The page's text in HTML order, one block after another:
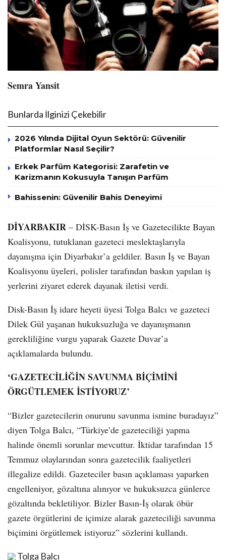
Semra Yansit
Bunlarda İlginizi Çekebilir
2026 Yılında Dijital Oyun Sektörü: Güvenilir
Platformlar Nasıl Seçilir?
Erkek Parfüm Kategorisi: Zarafetin ve
Karizmanın Kokusuyla Tanışın Parfüm
Bahissenin: Güvenilir Bahis Deneyimi
DİYARBAKIR – DİSK-Basın İş ve Gazetecilikte Bayan
Koalisyonu, tutuklanan gazeteci meslektaşlarıyla
dayanışma için Diyarbakır’a geldiler. Basın İş ve Bayan
Koalisyonu üyeleri, polisler tarafından baskın yapılan iş
yerlerini ziyaret ederek dayanak iletisi verdi.
Disk-Basın İş idare heyeti üyesi Tolga Balcı ve gazeteci
Dilek Gül yaşanan hukuksuzluğa ve dayanışmanın
gerekliliğine vurgu yaparak Gazete Duvar’a
açıklamalarda bulundu.
‘GAZETECİLİĞİN SAVUNMA BİÇİMİNİ
ÖRGÜTLEMEK İSTİYORUZ’
“Bizler gazetecilerin onurunu savunma ismine buradayız”
diyen Tolga Balcı, “Türkiye’de gazeteciliği yapma
halinde önemli sorunlar mevcuttur. İktidar tarafından 15
Temmuz olaylarından sonra gazetecilik faaliyetleri
illegalize edildi. Gazeteciler basın açıklaması yaparken
engelleniyor, gözaltına alınıyor ve hukuksuzca günlerce
gözaltında bekletiliyor. Bizler Basın-İş olarak öbür
gazete örgütlerini de içimize alarak gazeteciliği savunma
biçimini örgütlemek istiyoruz” sözlerini kullandı.
Tolga Balcı